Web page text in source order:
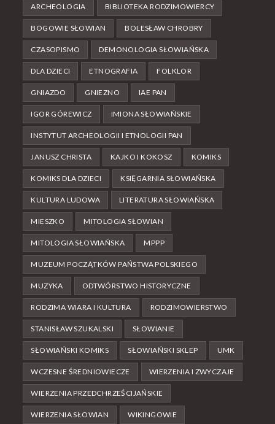
ARCHEOLOGIA BIBLIOTEKA RODZIMOWIERCY
BOGOWIE SŁOWIAN BOLESŁAW CHROBRY
CZASOPISMO DEMONOLOGIA SŁOWIAŃSKA
DLA DZIECI ETNOGRAFIA FOLKLOR
GNIAZDO GNIEZNO IAE PAN
IGOR GÓREWICZ IMIONA SŁOWIAŃSKIE
INSTYTUT ARCHEOLOGII I ETNOLOGII PAN
JANUSZ CHRISTA KAJKO I KOKOSZ KOMIKS
KOMIKS DLA DZIECI KSIĘGARNIA SŁOWIAŃSKA
KULTURA LUDOWA LITERATURA SŁOWIAŃSKA
MIESZKO MITOLOGIA SŁOWIAN
MITOLOGIA SŁOWIAŃSKA MPPP
MUZEUM POCZĄTKÓW PAŃSTWA POLSKIEGO
MUZYKA ODTWÓRSTWO HISTORYCZNE
RODZIMA WIARA I KULTURA RODZIMOWIERSTWO
STANISŁAW SZUKALSKI SŁOWIANIE
SŁOWIAŃSKI KOMIKS SŁOWIAŃSKI SKLEP UMK
WCZESNE ŚREDNIOWIECZE WIERZENIA I ZWYCZAJE
WIERZENIA PRZEDCHRZEŚCIJAŃSKIE
WIERZENIA SŁOWIAN WIKINGOWIE